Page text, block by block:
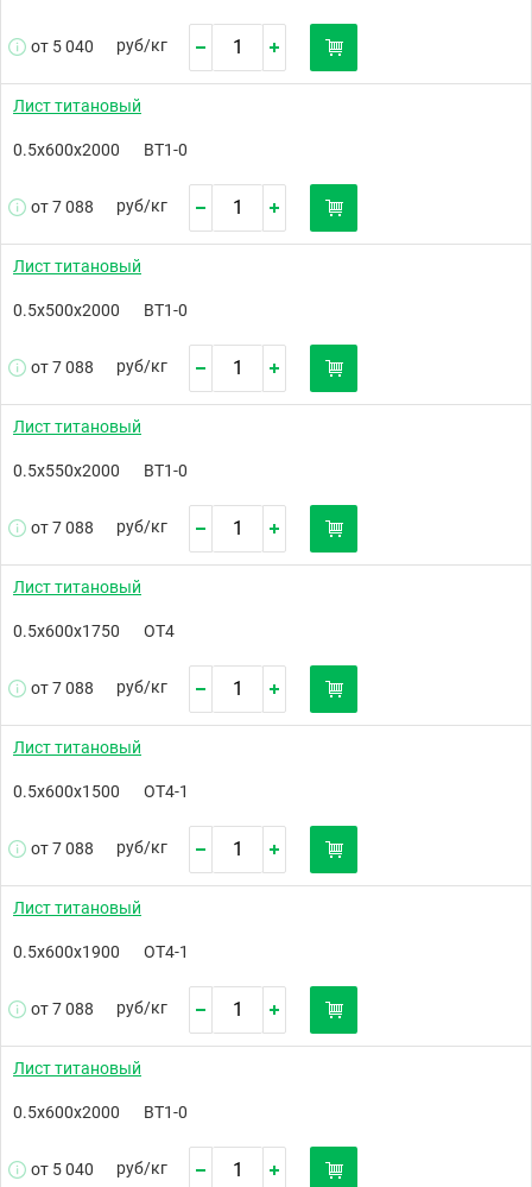
от 5 040 руб/кг
Лист титановый
0.5х600х2000 ВТ1-0
от 7 088 руб/кг
Лист титановый
0.5х500х2000 ВТ1-0
от 7 088 руб/кг
Лист титановый
0.5х550х2000 ВТ1-0
от 7 088 руб/кг
Лист титановый
0.5х600х1750 ОТ4
от 7 088 руб/кг
Лист титановый
0.5х600х1500 ОТ4-1
от 7 088 руб/кг
Лист титановый
0.5х600х1900 ОТ4-1
от 7 088 руб/кг
Лист титановый
0.5х600х2000 ВТ1-0
от 5 040 руб/кг